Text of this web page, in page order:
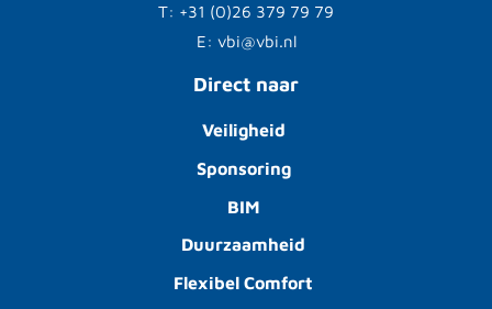
T: +31 (0)26 379 79 79
E: vbi@vbi.nl
Direct naar
Veiligheid
Sponsoring
BIM
Duurzaamheid
Flexibel Comfort